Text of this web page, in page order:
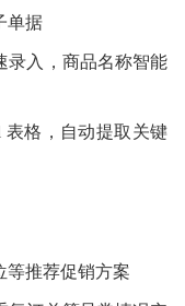
单据
录入，商品名称智能
表格，自动提取关键
等推荐促销方案